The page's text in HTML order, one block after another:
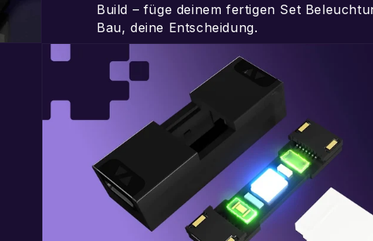
Build – füge deinem fertigen Set
Bau, deine Entscheidung.